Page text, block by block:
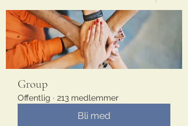
Group
Offentlig · 213 medlemmer
Bli med